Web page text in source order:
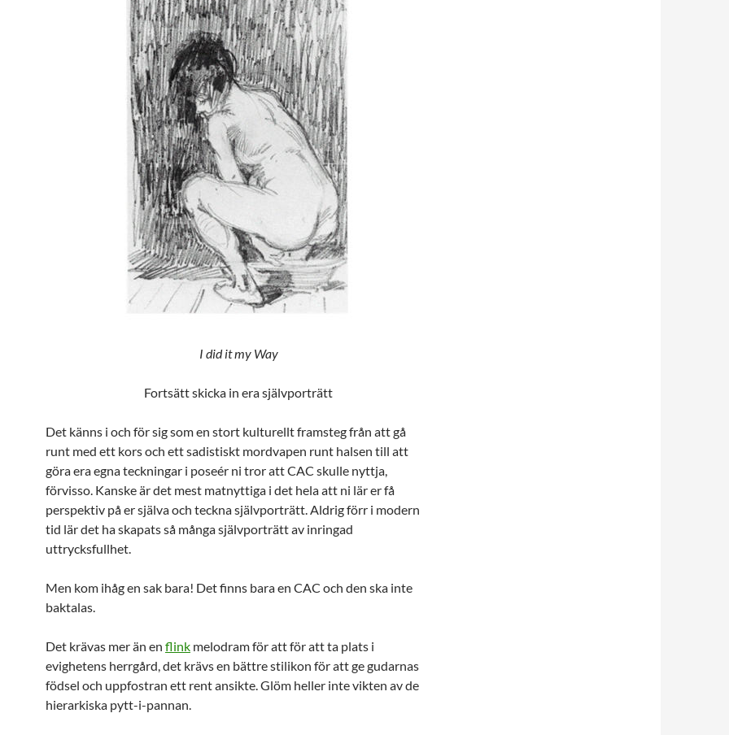
I did it my Way
Fortsätt skicka in era självporträtt
Det känns i och för sig som en stort kulturellt framsteg från att gå
runt med ett kors och ett sadistiskt mordvapen runt halsen till att
göra era egna teckningar i poseér ni tror att CAC skulle nyttja,
förvisso. Kanske är det mest matnyttiga i det hela att ni lär er få
perspektiv på er själva och teckna självporträtt. Aldrig förr i modern
tid lär det ha skapats så många självporträtt av inringad
uttrycksfullhet.
Men kom ihåg en sak bara! Det finns bara en CAC och den ska inte
baktalas.
Det krävas mer än en flink melodram för att för att ta plats i
evighetens herrgård, det krävs en bättre stilikon för att ge gudarnas
födsel och uppfostran ett rent ansikte. Glöm heller inte vikten av de
hierarkiska pytt-i-pannan.